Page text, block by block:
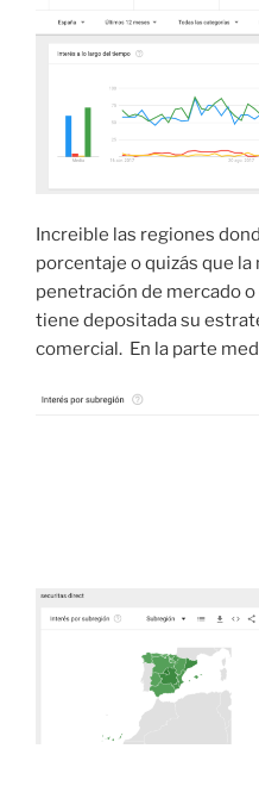
Increible las regiones
porcentaje o quizás que
penetración de mercado
tiene depositada su
comercial. En la parte